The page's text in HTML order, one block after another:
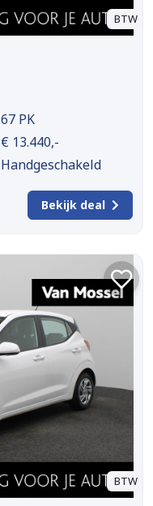
BTW
67 PK
€ 13.440,-
Handgeschakeld
Bekijk deal
BTW